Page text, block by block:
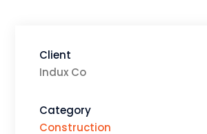
Client
Indux Co
Category
Construction